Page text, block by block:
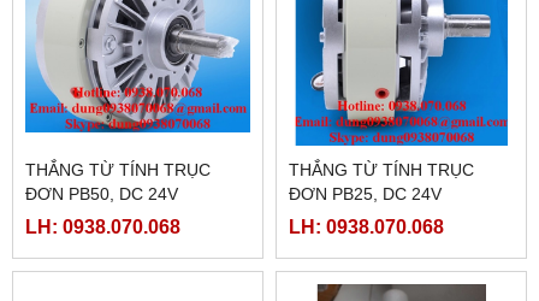
THẮNG TỪ TÍNH TRỤC
ĐƠN PB50, DC 24V
LH: 0938.070.068
THẮNG TỪ TÍNH TRỤC
ĐƠN PB25, DC 24V
LH: 0938.070.068